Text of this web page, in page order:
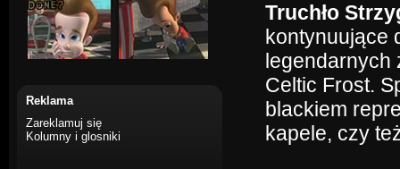
Reklama
Zareklamuj się
Kolumny i glosniki
Truchło
kontynuujące
legendarnych
Celtic Frost.
blackiem
kapele, czy